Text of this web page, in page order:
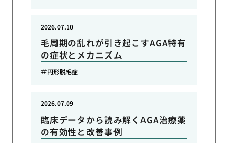
毛周期の乱れが引き起こすAGA特有
の症状とメカニズム
2026.07.10
円形脱毛症
臨床データから読み解くAGA治療薬
の有効性と改善事例
2026.07.09